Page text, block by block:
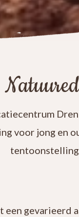
voor jong en
gevarieerd